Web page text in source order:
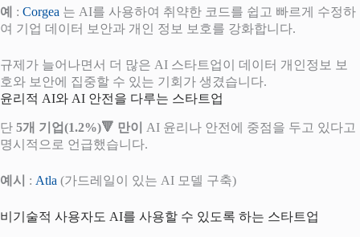
예 : Corgea 는 AI를 사용하여 취약한 코드를 쉽고 빠르게 수정하
여 기업 데이터 보안과 개인 정보 보호를 강화합니다.
규제가 늘어나면서 더 많은 AI 스타트업이 데이터 개인정보 보
호와 보안에 집중할 수 있는 기회가 생겼습니다.
윤리적 AI와 AI 안전을 다루는 스타트업
단 5개 기업(1.2%)🔻 만이 AI 윤리나 안전에 중점을 두고 있다고
명시적으로 언급했습니다.
예시 : Atla (가드레일이 있는 AI 모델 구축)
비기술적 사용자도 AI를 사용할 수 있도록 하는 스타트업